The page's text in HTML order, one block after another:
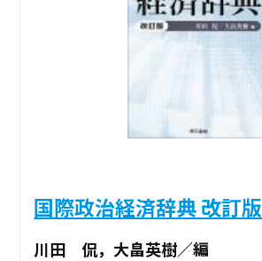
国際政治経済辞典 改訂版
川田 侃，大畠英樹／編